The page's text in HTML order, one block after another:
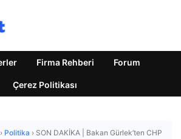
Firma Rehberi Forum
Çerez Politikası
› Politika › SON DAKİKA | Bakan Gürlek’ten CHP